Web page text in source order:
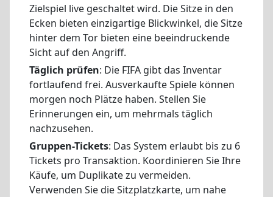
Zielspiel live geschaltet wird. Die Sitze in den
Ecken bieten einzigartige Blickwinkel, die Sitze
hinter dem Tor bieten eine beeindruckende
Sicht auf den Angriff.
Täglich prüfen: Die FIFA gibt das Inventar
fortlaufend frei. Ausverkaufte Spiele können
morgen noch Plätze haben. Stellen Sie
Erinnerungen ein, um mehrmals täglich
nachzusehen.
Gruppen-Tickets: Das System erlaubt bis zu 6
Tickets pro Transaktion. Koordinieren Sie Ihre
Käufe, um Duplikate zu vermeiden.
Verwenden Sie die Sitzplatzkarte, um nahe